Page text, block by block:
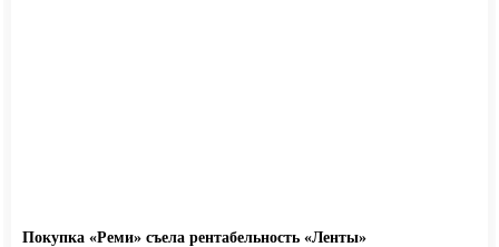
Покупка «Реми» съела рентабельность «Ленты»